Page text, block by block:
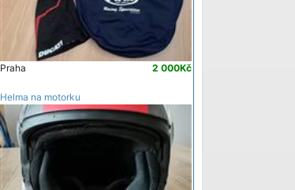
2 000Kč
Praha
Helma na motorku